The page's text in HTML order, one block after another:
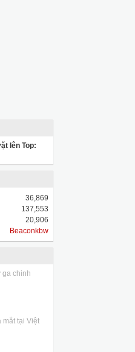
lên Top:
36,869
137,553
20,906
Beaconkbw
ga chinh
mắt tại Việt